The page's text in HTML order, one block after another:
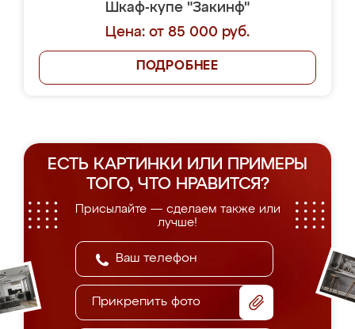
Шкаф-купе "Закинф"
Цена: от 85 000 руб.
ПОДРОБНЕЕ
ЕСТЬ КАРТИНКИ ИЛИ ПРИМЕРЫ
ТОГО, ЧТО НРАВИТСЯ?
Присылайте — сделаем также или
лучше!
Прикрепить фото